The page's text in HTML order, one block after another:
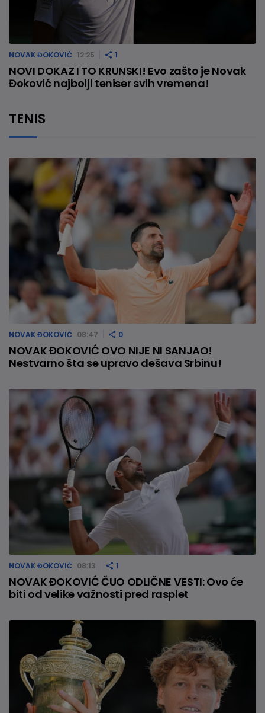
NOVAK ĐOKOVIĆ 12:25 1
NOVI DOKAZ I TO KRUNSKI! Evo zašto je Novak
Đoković najbolji teniser svih vremena!
TENIS
NOVAK ĐOKOVIĆ 08:47 0
NOVAK ĐOKOVIĆ OVO NIJE NI SANJAO!
Nestvarno šta se upravo dešava Srbinu!
NOVAK ĐOKOVIĆ 08:13 1
NOVAK ĐOKOVIĆ ČUO ODLIČNE VESTI: Ovo će
biti od velike važnosti pred rasplet